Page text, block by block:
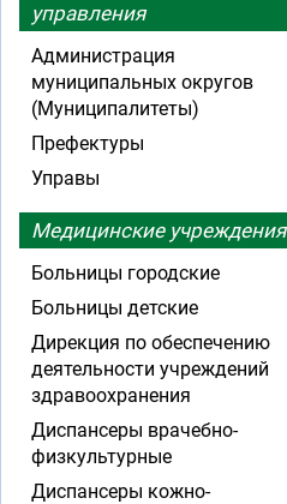
управления
Администрация
муниципальных округов
(Муниципалитеты)
Префектуры
Управы
Медицинские учреждения
Больницы городские
Больницы детские
Дирекция по обеспечению
деятельности учреждений
здравоохранения
Диспансеры врачебно-
физкультурные
Диспансеры кожно-